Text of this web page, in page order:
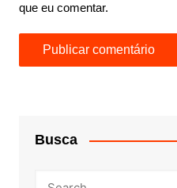
que eu comentar.
Busca